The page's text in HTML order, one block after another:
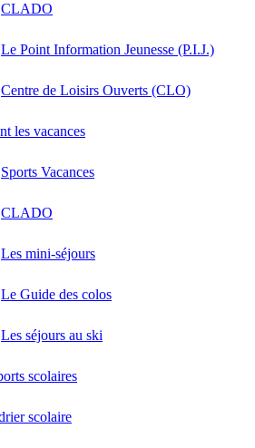
CLADO
Le Point Information Jeunesse (P.I.J.)
Centre de Loisirs Ouverts (CLO)
les vacances
Sports Vacances
CLADO
Les mini-séjours
Le Guide des colos
Les séjours au ski
scolaires
scolaire